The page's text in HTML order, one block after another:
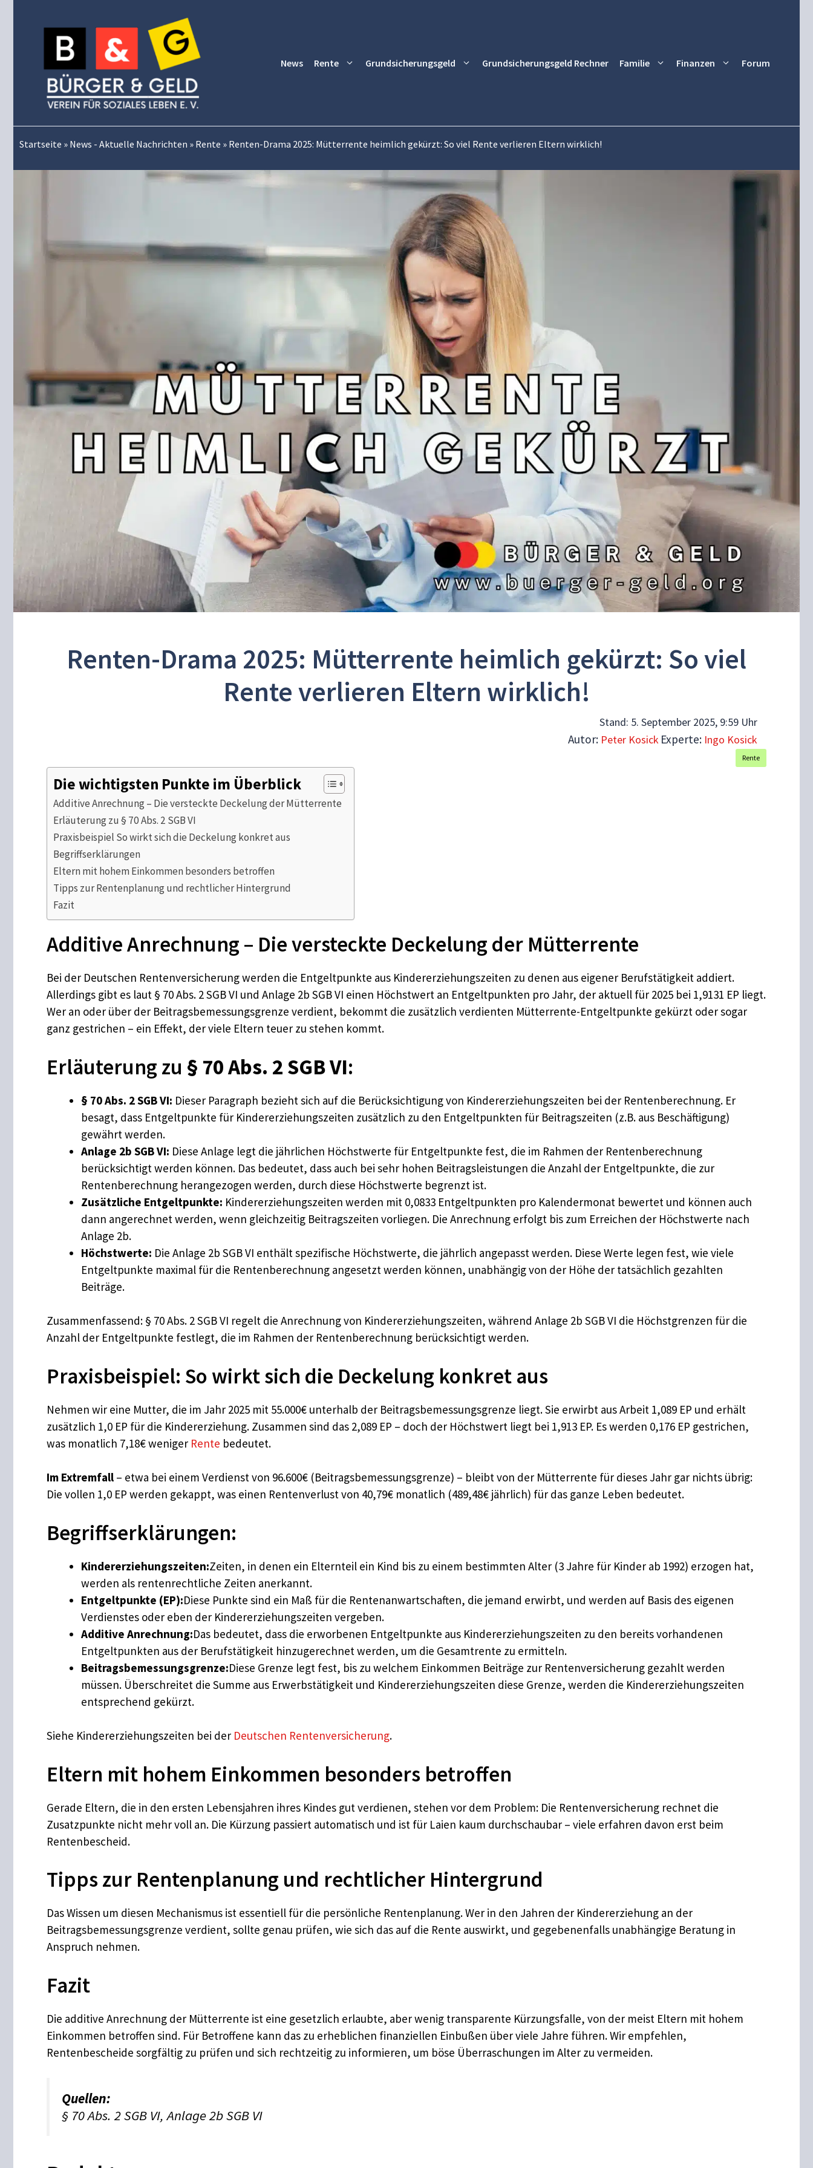
News Rente Grundsicherungsgeld Grundsicherungsgeld Rechner Familie Finanzen Forum
Startseite » News - Aktuelle Nachrichten » Rente » Renten-Drama 2025: Mütterrente heimlich gekürzt: So viel Rente verlieren Eltern wirklich!
Renten-Drama 2025: Mütterrente heimlich gekürzt: So viel
Rente verlieren Eltern wirklich!
Stand: 5. September 2025, 9:59 Uhr
Autor: Peter Kosick Experte: Ingo Kosick
Rente
Die wichtigsten Punkte im Überblick
Additive Anrechnung – Die versteckte Deckelung der Mütterrente
Erläuterung zu § 70 Abs. 2 SGB VI
Praxisbeispiel So wirkt sich die Deckelung konkret aus
Begriffserklärungen
Eltern mit hohem Einkommen besonders betroffen
Tipps zur Rentenplanung und rechtlicher Hintergrund
Fazit
Additive Anrechnung – Die versteckte Deckelung der Mütterrente
Bei der Deutschen Rentenversicherung werden die Entgeltpunkte aus Kindererziehungszeiten zu denen aus eigener Berufstätigkeit addiert.
Allerdings gibt es laut § 70 Abs. 2 SGB VI und Anlage 2b SGB VI einen Höchstwert an Entgeltpunkten pro Jahr, der aktuell für 2025 bei 1,9131 EP liegt.
Wer an oder über der Beitragsbemessungsgrenze verdient, bekommt die zusätzlich verdienten Mütterrente-Entgeltpunkte gekürzt oder sogar
ganz gestrichen – ein Effekt, der viele Eltern teuer zu stehen kommt.
Erläuterung zu § 70 Abs. 2 SGB VI:
§ 70 Abs. 2 SGB VI: Dieser Paragraph bezieht sich auf die Berücksichtigung von Kindererziehungszeiten bei der Rentenberechnung. Er
besagt, dass Entgeltpunkte für Kindererziehungszeiten zusätzlich zu den Entgeltpunkten für Beitragszeiten (z.B. aus Beschäftigung)
gewährt werden.
Anlage 2b SGB VI: Diese Anlage legt die jährlichen Höchstwerte für Entgeltpunkte fest, die im Rahmen der Rentenberechnung
berücksichtigt werden können. Das bedeutet, dass auch bei sehr hohen Beitragsleistungen die Anzahl der Entgeltpunkte, die zur
Rentenberechnung herangezogen werden, durch diese Höchstwerte begrenzt ist.
Zusätzliche Entgeltpunkte: Kindererziehungszeiten werden mit 0,0833 Entgeltpunkten pro Kalendermonat bewertet und können auch
dann angerechnet werden, wenn gleichzeitig Beitragszeiten vorliegen. Die Anrechnung erfolgt bis zum Erreichen der Höchstwerte nach
Anlage 2b.
Höchstwerte: Die Anlage 2b SGB VI enthält spezifische Höchstwerte, die jährlich angepasst werden. Diese Werte legen fest, wie viele
Entgeltpunkte maximal für die Rentenberechnung angesetzt werden können, unabhängig von der Höhe der tatsächlich gezahlten
Beiträge.
Zusammenfassend: § 70 Abs. 2 SGB VI regelt die Anrechnung von Kindererziehungszeiten, während Anlage 2b SGB VI die Höchstgrenzen für die
Anzahl der Entgeltpunkte festlegt, die im Rahmen der Rentenberechnung berücksichtigt werden.
Praxisbeispiel: So wirkt sich die Deckelung konkret aus
Nehmen wir eine Mutter, die im Jahr 2025 mit 55.000€ unterhalb der Beitragsbemessungsgrenze liegt. Sie erwirbt aus Arbeit 1,089 EP und erhält
zusätzlich 1,0 EP für die Kindererziehung. Zusammen sind das 2,089 EP – doch der Höchstwert liegt bei 1,913 EP. Es werden 0,176 EP gestrichen,
was monatlich 7,18€ weniger Rente bedeutet.
Im Extremfall – etwa bei einem Verdienst von 96.600€ (Beitragsbemessungsgrenze) – bleibt von der Mütterrente für dieses Jahr gar nichts übrig:
Die vollen 1,0 EP werden gekappt, was einen Rentenverlust von 40,79€ monatlich (489,48€ jährlich) für das ganze Leben bedeutet.
Begriffserklärungen:
Kindererziehungszeiten:Zeiten, in denen ein Elternteil ein Kind bis zu einem bestimmten Alter (3 Jahre für Kinder ab 1992) erzogen hat,
werden als rentenrechtliche Zeiten anerkannt.
Entgeltpunkte (EP):Diese Punkte sind ein Maß für die Rentenanwartschaften, die jemand erwirbt, und werden auf Basis des eigenen
Verdienstes oder eben der Kindererziehungszeiten vergeben.
Additive Anrechnung:Das bedeutet, dass die erworbenen Entgeltpunkte aus Kindererziehungszeiten zu den bereits vorhandenen
Entgeltpunkten aus der Berufstätigkeit hinzugerechnet werden, um die Gesamtrente zu ermitteln.
Beitragsbemessungsgrenze:Diese Grenze legt fest, bis zu welchem Einkommen Beiträge zur Rentenversicherung gezahlt werden
müssen. Überschreitet die Summe aus Erwerbstätigkeit und Kindererziehungszeiten diese Grenze, werden die Kindererziehungszeiten
entsprechend gekürzt.
Siehe Kindererziehungszeiten bei der Deutschen Rentenversicherung.
Eltern mit hohem Einkommen besonders betroffen
Gerade Eltern, die in den ersten Lebensjahren ihres Kindes gut verdienen, stehen vor dem Problem: Die Rentenversicherung rechnet die
Zusatzpunkte nicht mehr voll an. Die Kürzung passiert automatisch und ist für Laien kaum durchschaubar – viele erfahren davon erst beim
Rentenbescheid.
Tipps zur Rentenplanung und rechtlicher Hintergrund
Das Wissen um diesen Mechanismus ist essentiell für die persönliche Rentenplanung. Wer in den Jahren der Kindererziehung an der
Beitragsbemessungsgrenze verdient, sollte genau prüfen, wie sich das auf die Rente auswirkt, und gegebenenfalls unabhängige Beratung in
Anspruch nehmen.
Fazit
Die additive Anrechnung der Mütterrente ist eine gesetzlich erlaubte, aber wenig transparente Kürzungsfalle, von der meist Eltern mit hohem
Einkommen betroffen sind. Für Betroffene kann das zu erheblichen finanziellen Einbußen über viele Jahre führen. Wir empfehlen,
Rentenbescheide sorgfältig zu prüfen und sich rechtzeitig zu informieren, um böse Überraschungen im Alter zu vermeiden.
Quellen:
§ 70 Abs. 2 SGB VI, Anlage 2b SGB VI